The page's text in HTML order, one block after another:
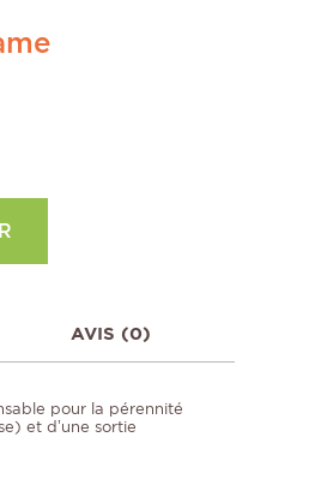
AVIS (0)
pour la pérennité
et d’une sortie